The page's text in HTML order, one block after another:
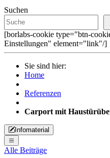
Suchen
[borlabs-cookie type="btn-
Einstellungen" element="link"/]
Sie sind hier:
Home
Referenzen
Carport mit
Infomaterial
Alle Beiträge